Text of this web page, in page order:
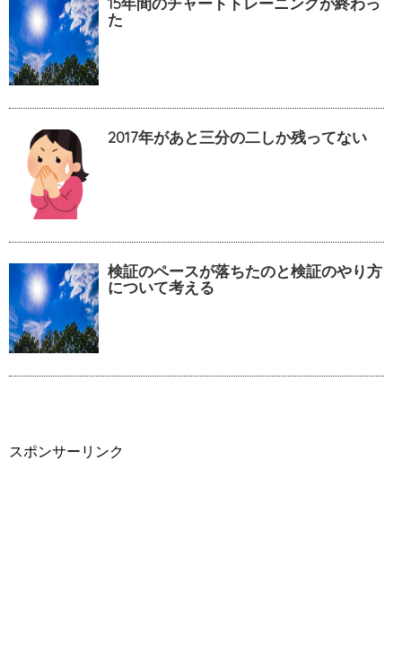
た
2017年があと三分の二しか残ってない
検証のペースが落ちたのと検証のやり方
について考える
スポンサーリンク